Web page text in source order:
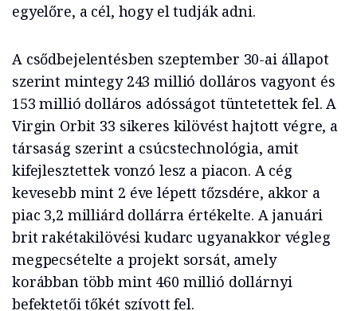
egyelőre, a cél, hogy el tudják adni.
A csődbejelentésben szeptember 30-ai állapot
szerint mintegy 243 millió dolláros vagyont és
153 millió dolláros adósságot tüntetettek fel. A
Virgin Orbit 33 sikeres kilövést hajtott végre, a
társaság szerint a csúcstechnológia, amit
kifejlesztettek vonzó lesz a piacon. A cég
kevesebb mint 2 éve lépett tőzsdére, akkor a
piac 3,2 milliárd dollárra értékelte. A januári
brit rakétakilövési kudarc ugyanakkor végleg
megpecsételte a projekt sorsát, amely
korábban több mint 460 millió dollárnyi
befektetői tőkét szívott fel.